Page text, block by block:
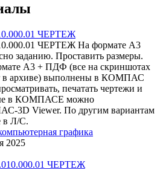
ЧЕРТЕЖ
ЧЕРТЕЖ На формате А3
заданию. Проставить размеры.
А3 + ПДФ (все на скриншотах
в архиве) выполнены в КОМПАС
печатать чертежи и
в КОМПАСЕ можно
3D Viewer. По другим вариантам
в Л/С.
графика
2025